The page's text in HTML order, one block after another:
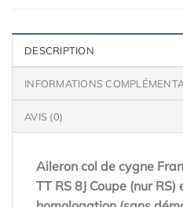
DESCRIPTION
INFORMATIONS
AVIS (0)
Aileron col de cygne
TT RS 8J Coupe (nur